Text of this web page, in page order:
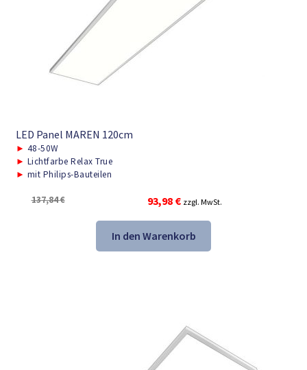
LED Panel MAREN 120cm
► 48-50W
► Lichtfarbe Relax True
► mit Philips-Bauteilen
137,84€
Ursprünglicher
Preis
war:
137,84 €
93,98 €Aktueller
Preis
ist:
93,98 €.
zzgl. MwSt.
In den Warenkorb